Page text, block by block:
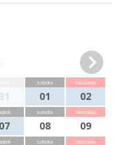
31
sobota
01
niedziela
02
07
sobota
08
niedziela
09
sobota niedziela